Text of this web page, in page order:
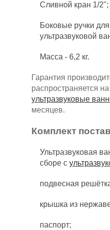
Сливной кран 1/2";
Боковые ручки
ультразвуковой
Масса - 6,2 кг.
Гарантия
распространяется
ультразвуковые
месяцев.
Комплект
Ультразвуковая
сборе с
подвесная
крышка из
паспорт;